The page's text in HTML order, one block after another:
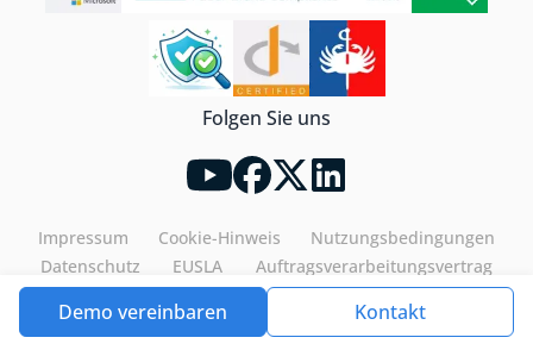
Demo vereinbaren Kontakt
Folgen Sie uns
Impressum Cookie-Hinweis
Nutzungsbedingungen
Datenschutz
EUSLA Auftragsverarbeitungsvertrag
Tools4ever©2026. All rights reserved.